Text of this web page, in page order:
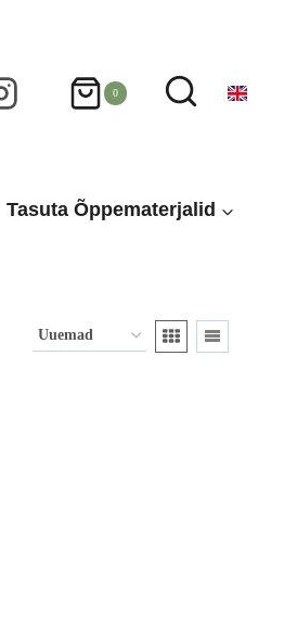
0
Tasuta Õppematerjalid